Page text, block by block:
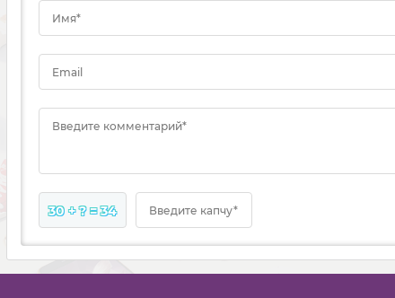
Имя*
Email
Введите комментарий*
30 + ? = 34 Введите капчу*